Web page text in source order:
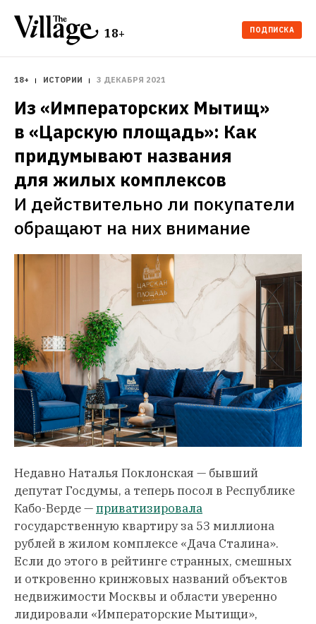
18+ ПОДПИСКА
18+ ИСТОРИИ 3 ДЕКАБРЯ 2021
Из «Императорских Мытищ»
в «Царскую площадь»: Как
придумывают названия
для жилых комплексов
И действительно ли покупатели
обращают на них внимание
Недавно Наталья Поклонская — бывший
депутат Госдумы, а теперь посол в Республике
Кабо-Верде —приватизировала
государственную квартиру за 53 миллиона
рублей в жилом комплексе «Дача Сталина».
Если до этого в рейтинге странных, смешных
и откровенно кринжовых названий объектов
недвижимости Москвы и области уверенно
лидировали «Императорские Мытищи»,